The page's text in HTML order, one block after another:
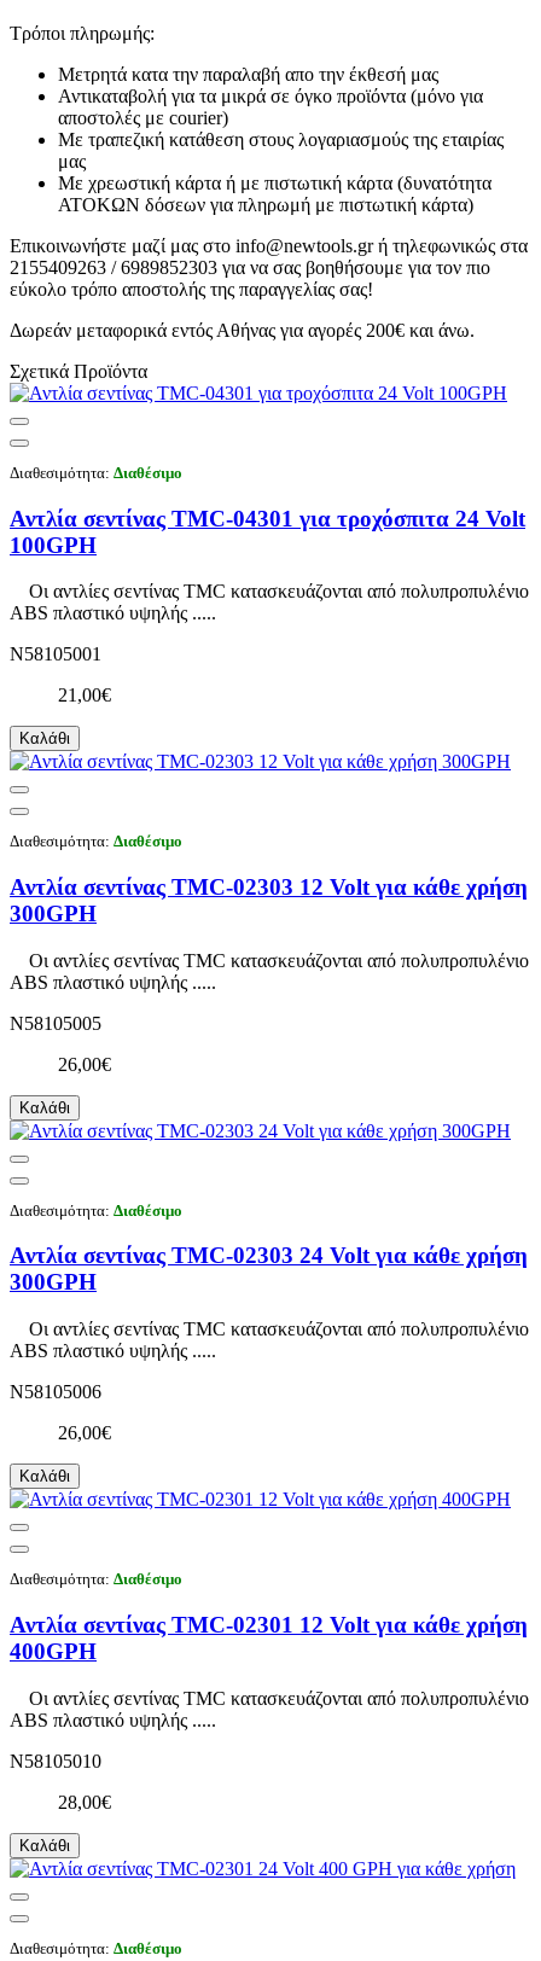
Τρόποι πληρωμής:
Μετρητά κατα την παραλαβή απο την έκθεσή μας
Αντικαταβολή για τα μικρά σε όγκο προϊόντα (μόνο για
αποστολές με courier)
Με τραπεζική κατάθεση στους λογαριασμούς της εταιρίας
μας
Με χρεωστική κάρτα ή με πιστωτική κάρτα (δυνατότητα
ΑΤΟΚΩΝ δόσεων για πληρωμή με πιστωτική κάρτα)
Επικοινωνήστε μαζί μας στο info@newtools.gr ή τηλεφωνικώς στα
2155409263 / 6989852303 για να σας βοηθήσουμε για τον πιο
εύκολο τρόπο αποστολής της παραγγελίας σας!
Δωρεάν μεταφορικά εντός Αθήνας για αγορές 200€ και άνω.
Σχετικά Προϊόντα
Διαθεσιμότητα: Διαθέσιμο
Αντλία σεντίνας TMC-04301 για τροχόσπιτα 24 Volt
100GPH
Οι αντλίες σεντίνας TMC κατασκευάζονται από πολυπροπυλένιο
ABS πλαστικό υψηλής .....
N58105001
21,00€
Καλάθι
Διαθεσιμότητα: Διαθέσιμο
Αντλία σεντίνας TMC-02303 12 Volt για κάθε χρήση
300GPH
Οι αντλίες σεντίνας TMC κατασκευάζονται από πολυπροπυλένιο
ABS πλαστικό υψηλής .....
N58105005
26,00€
Καλάθι
Διαθεσιμότητα: Διαθέσιμο
Αντλία σεντίνας TMC-02303 24 Volt για κάθε χρήση
300GPH
Οι αντλίες σεντίνας TMC κατασκευάζονται από πολυπροπυλένιο
ABS πλαστικό υψηλής .....
N58105006
26,00€
Καλάθι
Διαθεσιμότητα: Διαθέσιμο
Αντλία σεντίνας TMC-02301 12 Volt για κάθε χρήση
400GPH
Οι αντλίες σεντίνας TMC κατασκευάζονται από πολυπροπυλένιο
ABS πλαστικό υψηλής .....
N58105010
28,00€
Καλάθι
Διαθεσιμότητα: Διαθέσιμο